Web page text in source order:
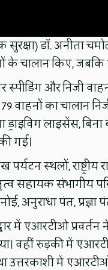
सुरक्षा) डॉ. अनीता
के चालान किए, जबकि
और निजी
वाहनों का चालान
लाइसेंस,
गई।
स्थलों, राष्ट्रीय
सहायक संभागीय
अनुराधा पंत, प्रज्ञा
में एआरटीओ
वहीं रुड़की में
में